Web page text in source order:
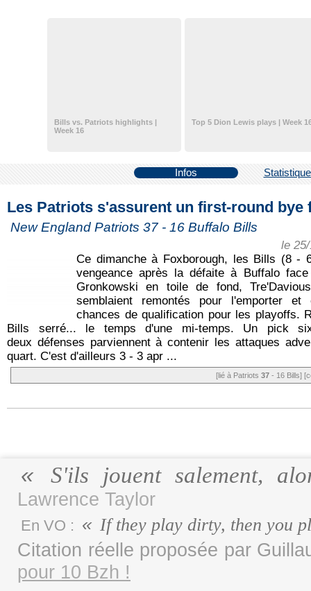
Bills vs. Patriots highlights |
Week 16
Top 5 Dion Lewis plays | Week
Infos
Les Patriots s'assurent un first-round bye
New England Patriots 37 - 16 Buffalo Bills
le
Ce dimanche à Foxborough, les Bills (8 -
vengeance après la défaite à Buffalo
Gronkowski en toile de fond,
semblaient remontés pour l'emporter et
chances de qualification pour les playoffs.
Bills serré... le temps d'une mi-temps. Un pick
deux défenses parviennent à contenir les attaques
quart. C'est d'ailleurs 3 - 3 apr ...
[lié à Patriots 37 - 16 Bills]
S'ils jouent salement,
Lawrence Taylor
En VO : If they play dirty, then you
Citation réelle proposée par
pour 10 Bzh !